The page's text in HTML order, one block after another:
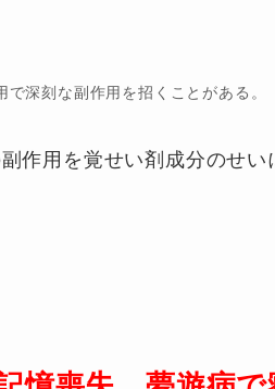
深刻な副作用を招くことがある。
作用を覚せい剤成分のせい